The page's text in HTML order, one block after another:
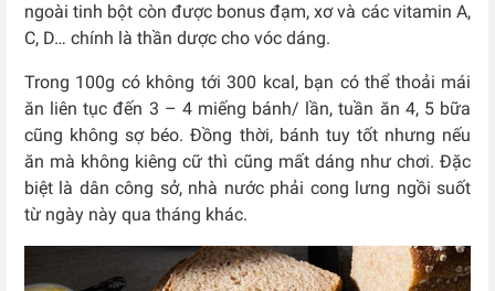
ngoài tinh bột còn được bonus đạm, xơ và các vitamin A,
C, D… chính là thần dược cho vóc dáng.
Trong 100g có không tới 300 kcal, bạn có thể thoải mái
ăn liên tục đến 3 – 4 miếng bánh/ lần, tuần ăn 4, 5 bữa
cũng không sợ béo.Đồng thời, bánh tuy tốt nhưng nếu
ăn mà không kiêng cữ thì cũng mất dáng như chơi. Đặc
biệt là dân công sở, nhà nước phải cong lưng ngồi suốt
từ ngày này qua tháng khác.